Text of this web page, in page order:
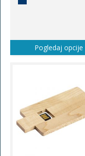
Pogledaj opcije